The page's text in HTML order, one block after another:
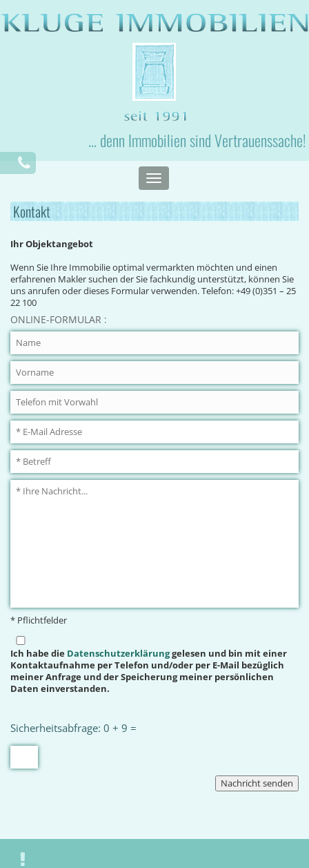
... denn Immobilien sind Vertrauenssache!
Toggle
navigation
Kontakt
Ihr Objektangebot
Wenn Sie Ihre Immobilie optimal vermarkten möchten und einen
erfahrenen Makler suchen der Sie fachkundig unterstützt, können Sie
uns anrufen oder dieses Formular verwenden. Telefon: +49 (0)351 – 25
22 100
ONLINE-FORMULAR :
* Pflichtfelder
Ich habe die Datenschutzerklärunggelesen und bin mit einer
Kontaktaufnahme per Telefon und/oder per E-Mail bezüglich
meiner Anfrage und der Speicherung meiner persönlichen
Daten einverstanden.
Sicherheitsabfrage: 0 + 9 =